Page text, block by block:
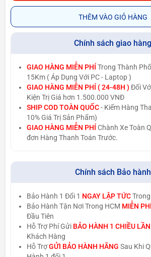
THÊM VÀO GIỎ HÀNG
Chính sách giao hàng
GIAO HÀNG MIỄN PHÍ Trong Thành
15Km ( Áp Dụng Với PC - Laptop )
GIAO HÀNG MIỄN PHÍ ( 24-48H ) Đối
Kiện Trị Giá hơn 1.500.000 VNĐ
SHIP COD TOÀN QUỐC- Kiểm Hàng
10% Giá Trị Sản Phẩm)
GIAO HÀNG MIỄN PHÍ Chành Xe Toàn
đơn Hàng Thanh Toán Trước.
Chính sách Bảo hành
Bảo Hành 1 Đổi 1 NGAY LẬP TỨC
Bảo Hành Tận Nơi Trong HCM MIỄN PHÍ
Đầu Tiên
Hỗ Trợ Phí Gửi BẢO HÀNH 1 CHIỀU
Khách Hàng
Hỗ TrợGỬI BẢO HÀNH HÃNG Sau Khi